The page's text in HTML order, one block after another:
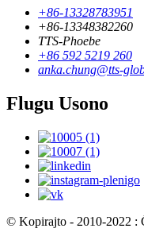
+86-13328783951
+86-13348382260
TTS-Phoebe
+86 592 5219 260
anka.chung@tts-
Flugu Usono
© Kopirajto - 2010-2022 :